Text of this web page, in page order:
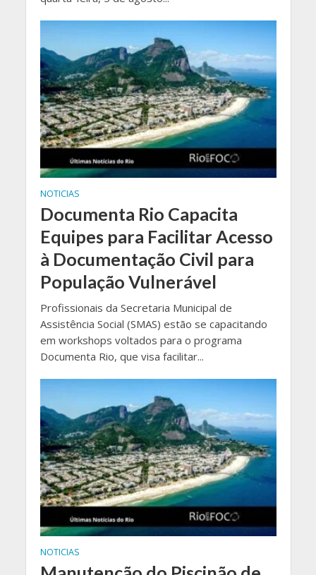
NOTICIAS
Documenta Rio Capacita
Equipes para Facilitar Acesso
à Documentação Civil para
População Vulnerável
Profissionais da Secretaria Municipal de
Assistência Social (SMAS) estão se capacitando
em workshops voltados para o programa
Documenta Rio, que visa facilitar...
NOTICIAS